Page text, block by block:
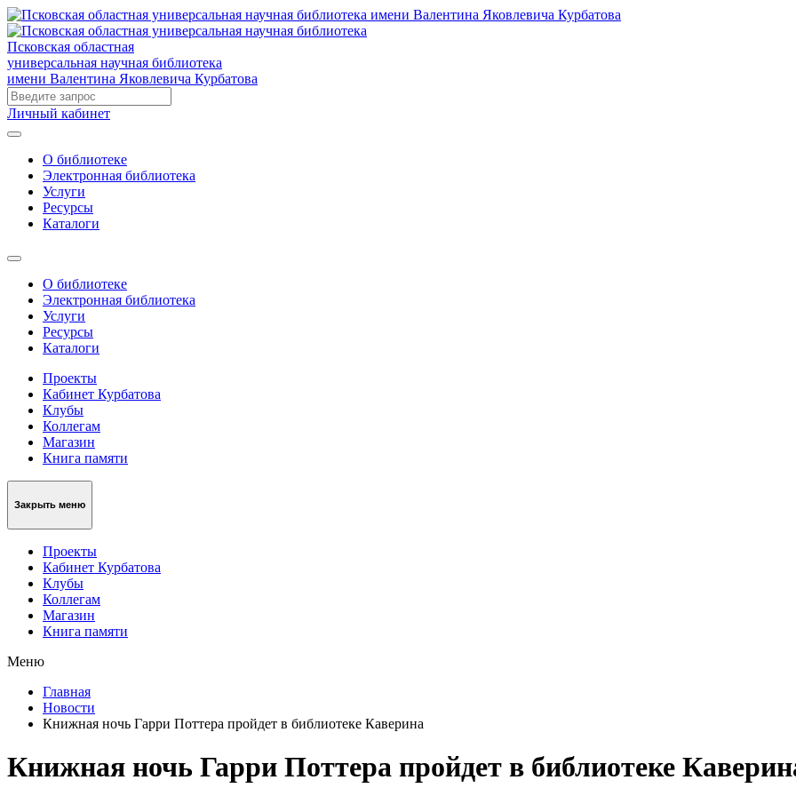
Псковская областная
универсальная научная библиотека
имени Валентина Яковлевича Курбатова
Личный кабинет
О библиотеке
Электронная библиотека
Услуги
Ресурсы
Каталоги
О библиотеке
Электронная библиотека
Услуги
Ресурсы
Каталоги
Проекты
Кабинет Курбатова
Клубы
Коллегам
Магазин
Книга памяти
Закрыть меню
Проекты
Кабинет Курбатова
Клубы
Коллегам
Магазин
Книга памяти
Меню
Главная
Новости
Книжная ночь Гарри Поттера пройдет в библиотеке Каверина
Книжная ночь Гарри Поттера пройдет в библиотеке